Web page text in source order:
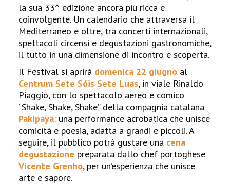
la sua 33^ edizione ancora più ricca e
coinvolgente. Un calendario che attraversa il
Mediterraneo e oltre, tra concerti internazionali,
spettacoli circensi e degustazioni gastronomiche,
il tutto in una dimensione di incontro e scoperta.
Il Festival si aprirà domenica 22 giugno al
Centrum Sete Sóis Sete Luas, in viale Rinaldo
Piaggio, con lo spettacolo aereo e comico
“Shake, Shake, Shake” della compagnia catalana
Pakipaya: una performance acrobatica che unisce
comicità e poesia, adatta a grandi e piccoli. A
seguire, il pubblico potrà gustare una cena
degustazione preparata dallo chef portoghese
Vicente Grenho, per un’esperienza che unisce
arte e sapore.